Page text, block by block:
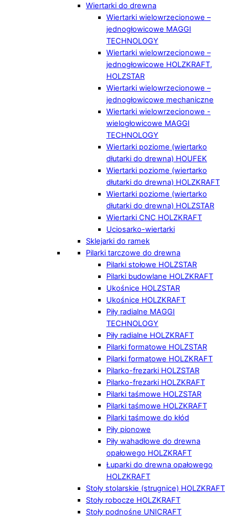
Wiertarki do drewna
Wiertarki wielowrzecionowe –
jednogłowicowe MAGGI
TECHNOLOGY
Wiertarki wielowrzecionowe –
jednogłowicowe HOLZKRAFT,
HOLZSTAR
Wiertarki wielowrzecionowe –
jednogłowicowe mechaniczne
Wiertarki wielowrzecionowe -
wielogłowicowe MAGGI
TECHNOLOGY
Wiertarki poziome (wiertarko
dłutarki do drewna) HOUFEK
Wiertarki poziome (wiertarko
dłutarki do drewna) HOLZKRAFT
Wiertarki poziome (wiertarko
dłutarki do drewna) HOLZSTAR
Wiertarki CNC HOLZKRAFT
Uciosarko-wiertarki
Sklejarki do ramek
Pilarki tarczowe do drewna
Pilarki stołowe HOLZSTAR
Pilarki budowlane HOLZKRAFT
Ukośnice HOLZSTAR
Ukośnice HOLZKRAFT
Piły radialne MAGGI
TECHNOLOGY
Piły radialne HOLZKRAFT
Pilarki formatowe HOLZSTAR
Pilarki formatowe HOLZKRAFT
Pilarko-frezarki HOLZSTAR
Pilarko-frezarki HOLZKRAFT
Pilarki taśmowe HOLZSTAR
Pilarki taśmowe HOLZKRAFT
Pilarki taśmowe do kłód
Piły pionowe
Piły wahadłowe do drewna
opałowego HOLZKRAFT
Łuparki do drewna opałowego
HOLZKRAFT
Stoły stolarskie (strugnice) HOLZKRAFT
Stoły robocze HOLZKRAFT
Stoły podnośne UNICRAFT